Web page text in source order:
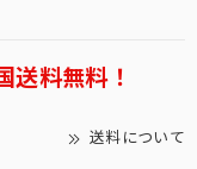
送料無料！
送料について